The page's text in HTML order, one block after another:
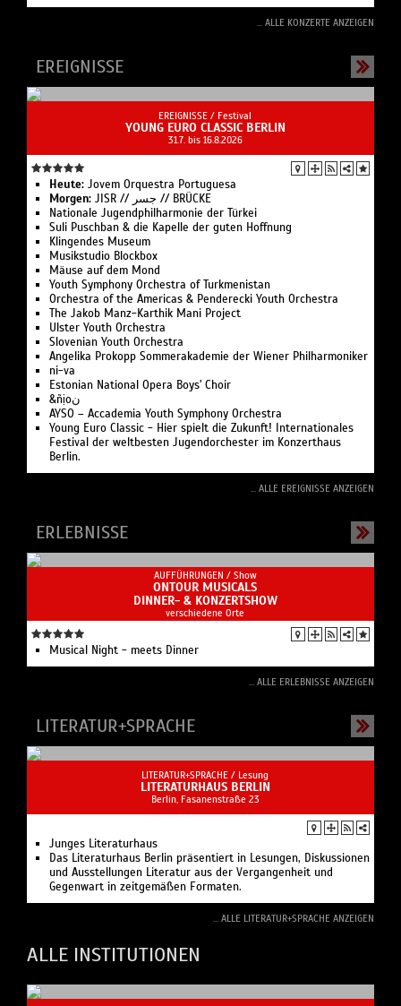
... ALLE KONZERTE ANZEIGEN
EREIGNISSE
EREIGNISSE / Festival
YOUNG EURO CLASSIC BERLIN
31.7. bis 16.8.2026
Heute: Jovem Orques­tra Portuguesa
Morgen:
JISR // جسر // BRÜCKE
Nationale Jugend­philharmonie der Türkei
Suli Pusch­ban & die Ka­pelle der gu­ten Hoff­nung
Klingendes Museum
Musikstudio Blockbox
Mäuse auf dem Mond
Youth Symphony Orchestra of Turk­menistan
Or­ches­tra of the Ameri­cas & Pen­de­recki Youth Orchestra
The Jakob Manz-Karthik Mani Project
Ulster Youth Or­chestra
Slo­ve­ni­an Youth Orchestra
Angelika Pro­kopp Som­mer­akademie der Wiener Philharmoniker
ni-va
Estonian National Opera Boys' Choir
&ñịoن
AYSO – Accademia Youth Symphony Orchestra
Young Euro Classic - Hier spielt die Zukunft! Internationales
Festival der weltbesten Jugendorchester im Konzerthaus
Berlin.
... ALLE EREIGNISSE ANZEIGEN
ERLEBNISSE
AUFFÜHRUNGEN / Show
ONTOUR MUSICALS
DINNER- & KONZERTSHOW
verschiedene Orte
Musical Night - meets Dinner
... ALLE ERLEBNISSE ANZEIGEN
LITERATUR+SPRACHE
LITERATUR+SPRACHE / Lesung
LITERATURHAUS BERLIN
Berlin, Fasanenstraße 23
Junges Literaturhaus
Das Literaturhaus Berlin präsentiert in Lesungen, Diskussionen
und Ausstellungen Literatur aus der Vergangenheit und
Gegenwart in zeitgemäßen Formaten.
... ALLE LITERATUR+SPRACHE ANZEIGEN
ALLE INSTITUTIONEN